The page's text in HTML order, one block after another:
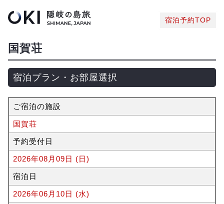
宿泊予約TOP
国賀荘
宿泊プラン・お部屋選択
ご宿泊の施設
国賀荘
予約受付日
2026年08月09日 (日)
宿泊日
2026年06月10日 (水)